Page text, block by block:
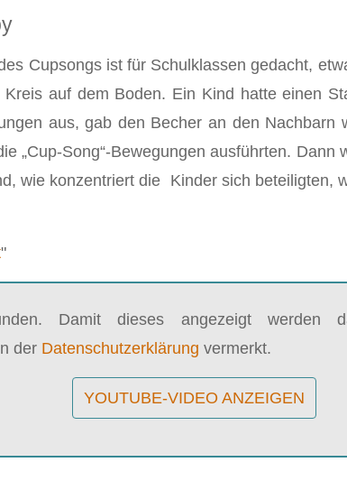
Cupsongs ist für Schulklassen gedacht,
auf dem Boden. Ein Kind hatte einen
aus, gab den Becher an den
„Cup-Song“-Bewegungen ausführten.
wie konzentriert die Kinder sich beteiligten,
"
Damit dieses angezeigt werden
der Datenschutzerklärung vermerkt.
YOUTUBE-VIDEO ANZEIGEN